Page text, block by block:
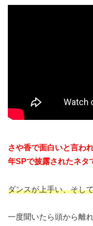
さや香で面白いと言わ
年SPで披露されたネタ
ダンスが上手い、そし
一度聞いたら頭から離